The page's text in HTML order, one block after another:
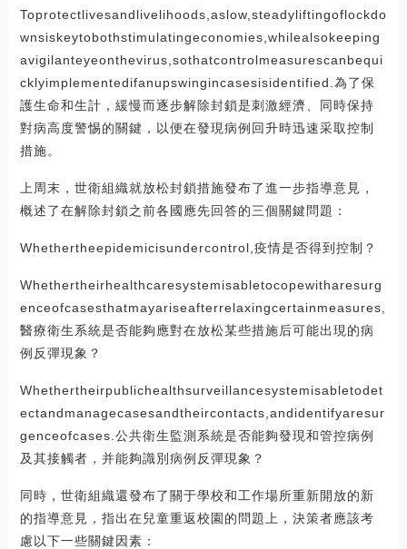
Toprotectlivesandlivelihoods,aslow,steadyliftingoflockdo
wnsiskeytobothstimulatingeconomies,whilealsokeeping
avigilanteyeonthevirus,sothatcontrolmeasurescanbequi
cklyimplementedifanupswingincasesisidentified.為了保
護生命和生計，緩慢而逐步解除封鎖是刺激經濟、同時保持
對病高度警惕的關鍵，以便在發現病例回升時迅速采取控制
措施。
上周末，世衛組織就放松封鎖措施發布了進一步指導意見，
概述了在解除封鎖之前各國應先回答的三個關鍵問題：
Whethertheepidemicisundercontrol,疫情是否得到控制？
Whethertheirhealthcaresystemisabletocopewitharesurg
enceofcasesthatmayariseafterrelaxingcertainmeasures,
醫療衛生系統是否能夠應對在放松某些措施后可能出現的病
例反彈現象？
Whethertheirpublichealthsurveillancesystemisabletodet
ectandmanagecasesandtheircontacts,andidentifyaresur
genceofcases.公共衛生監測系統是否能夠發現和管控病例
及其接觸者，并能夠識別病例反彈現象？
同時，世衛組織還發布了關于學校和工作場所重新開放的新
的指導意見，指出在兒童重返校園的問題上，決策者應該考
慮以下一些關鍵因素：